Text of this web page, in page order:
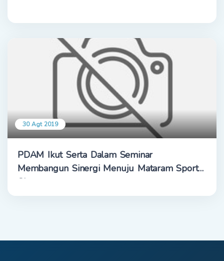
30 Agt 2019
PDAM Ikut Serta Dalam Seminar
Membangun Sinergi Menuju Mataram Sport
City